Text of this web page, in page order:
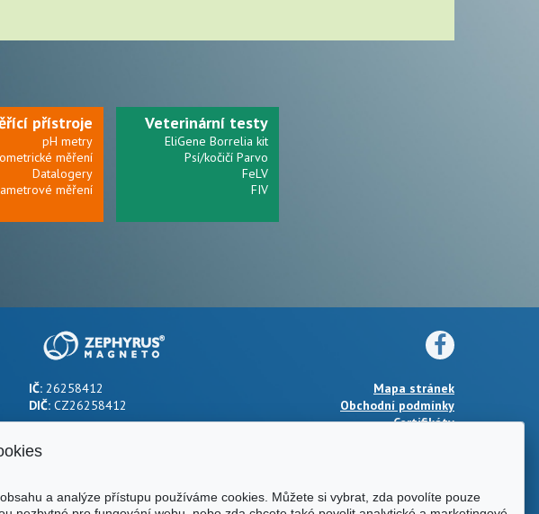
přístroje
pH metry
měření
Datalogery
měření
Veterinární testy
EliGene Borrelia kit
Psí/kočičí Parvo
FeLV
FIV
IČ: 26258412
DIČ: CZ26258412
Mapa stránek
Obchodní podmínky
Certifikáty
a analýze přístupu používáme cookies. Můžete si vybrat, zda povolíte pouze